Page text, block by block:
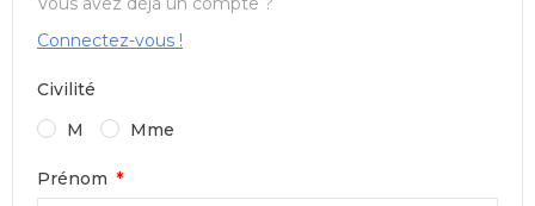
Connectez-vous !
Civilité
M
Mme
Prénom